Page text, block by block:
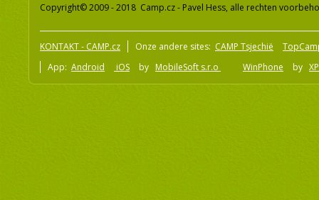
Copyright© 2009 - 2018 Camp.cz - Pavel Hess, alle rechten
KONTAKT - CAMP.cz Onze andere sites: CAMP Tsjechië
App: Android iOS by MobileSoft s.r.o WinPhone by